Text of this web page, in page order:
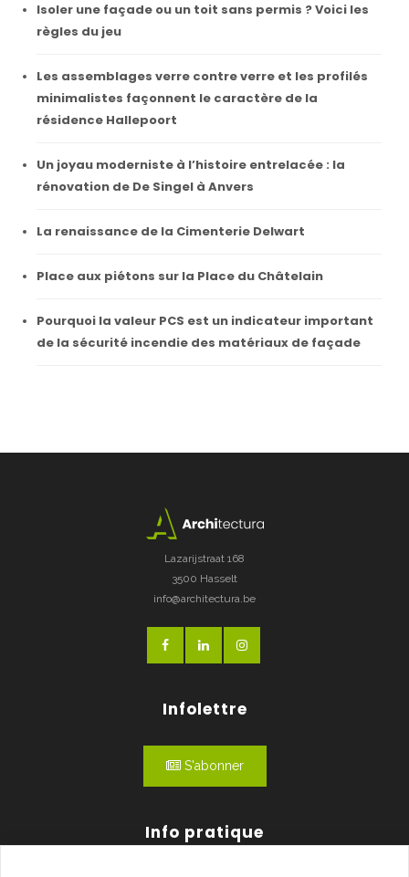
Isoler une façade ou un toit sans permis ? Voici les
règles du jeu
Les assemblages verre contre verre et les profilés
minimalistes façonnent le caractère de la
résidence Hallepoort
Un joyau moderniste à l’histoire entrelacée : la
rénovation de De Singel à Anvers
La renaissance de la Cimenterie Delwart
Place aux piétons sur la Place du Châtelain
Pourquoi la valeur PCS est un indicateur important
de la sécurité incendie des matériaux de façade
Lazarijstraat 168
3500 Hasselt
info@architectura.be
Infolettre
S'abonner
Info pratique